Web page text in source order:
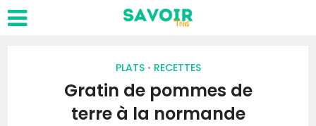
PLATS • RECETTES
Gratin de pommes de
terre à la normande